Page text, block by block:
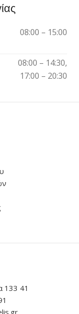
08:00 – 15:00
08:00 – 14:30,
17:00 – 20:30
133 41